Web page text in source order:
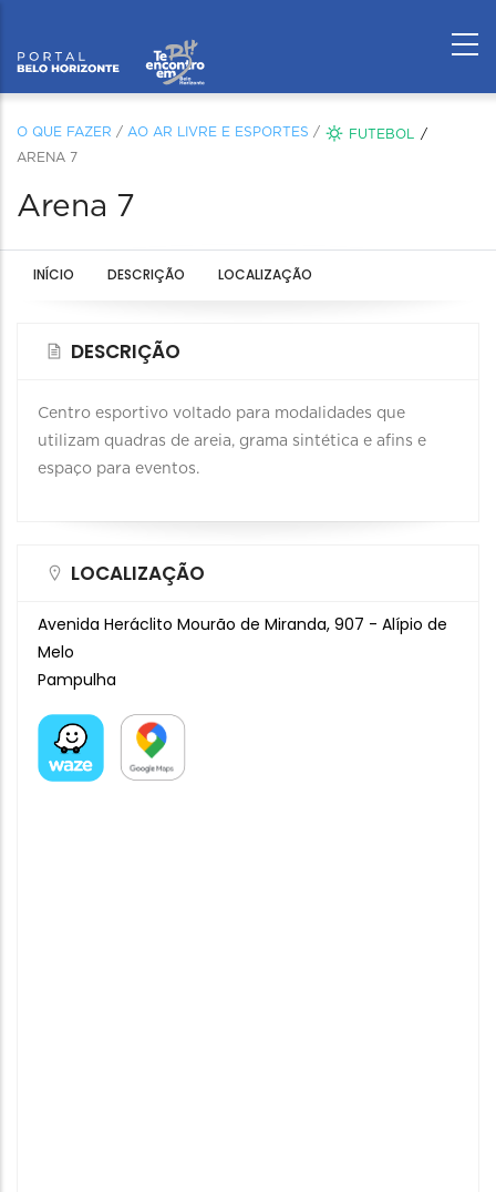
O QUE FAZER / AO AR LIVRE E ESPORTES /
FUTEBOL
ARENA 7
Arena 7
INÍCIO DESCRIÇÃO LOCALIZAÇÃO
DESCRIÇÃO
Centro esportivo voltado para modalidades que
utilizam quadras de areia, grama sintética e afins e
espaço para eventos.
LOCALIZAÇÃO
Avenida Heráclito Mourão de Miranda, 907 - Alípio de
Melo
Pampulha